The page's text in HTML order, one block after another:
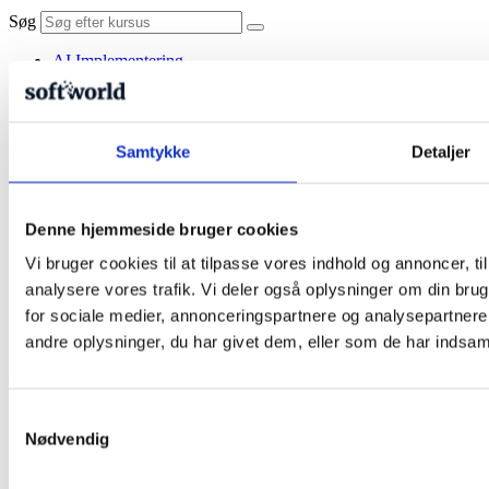
Samtykke Detaljer
Denne hjemmeside bruger cookies
Vi bruger cookies til at tilpasse vores indhold og annoncer,
analysere vores trafik. Vi deler også oplysninger om din
for sociale medier, annonceringspartnere og
andre oplysninger, du har givet dem, eller som de har
Nødvendig
Søg
AI Implementering
Kurser
Alle kurser
Video & Animation
Kontorværktøjer & Samarbejde
Skræddersyet
Praktisk information
Praktisk information
Kontakt og find Softworld
Om os
Blog